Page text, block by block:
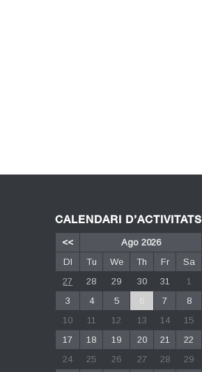
CALENDARI D’ACTIVITATS
<< Ago 2026
Dl
Tu We Th Fr Sa
27
28 29 30 31 1
3
4 5 6 7 8
10
11 12 13 14 15
17
18 19 20 21 22
24
25 26 27 28 29